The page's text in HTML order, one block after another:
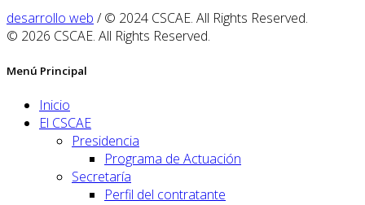
desarrollo web / © 2024 CSCAE. All Rights Reserved.
© 2026 CSCAE. All Rights Reserved.
Menú Principal
Inicio
El CSCAE
Presidencia
Programa de Actuación
Secretaría
Perfil del contratante